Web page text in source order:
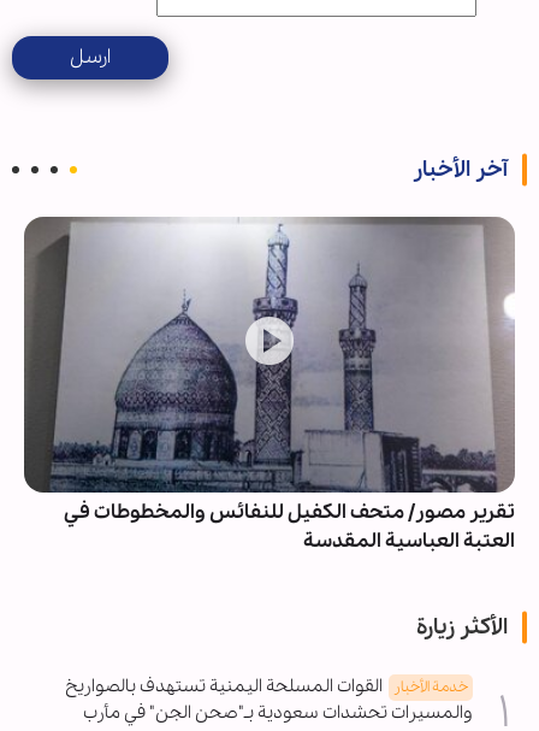
ارسل
آخر الأخبار
تقرير مصور/ متحف الكفيل للنفائس والمخطوطات في
العتبة العباسية المقدسة
الأكثر زيارة
خدمة الأخبار
القوات المسلحة اليمنية تستهدف بالصواريخ
والمسيرات تحشدات سعودية بـ"صحن الجن" في مأرب